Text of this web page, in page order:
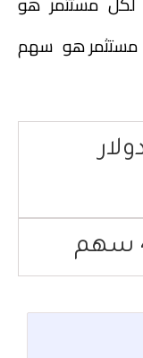
مستثمر هو سهم